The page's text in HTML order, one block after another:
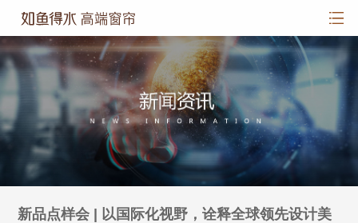
新品点样会 | 以国际化视野，诠释全球领先设计美